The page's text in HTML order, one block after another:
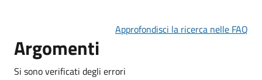
Approfondisci la ricerca nelle FAQ
Argomenti
Si sono verificati degli errori